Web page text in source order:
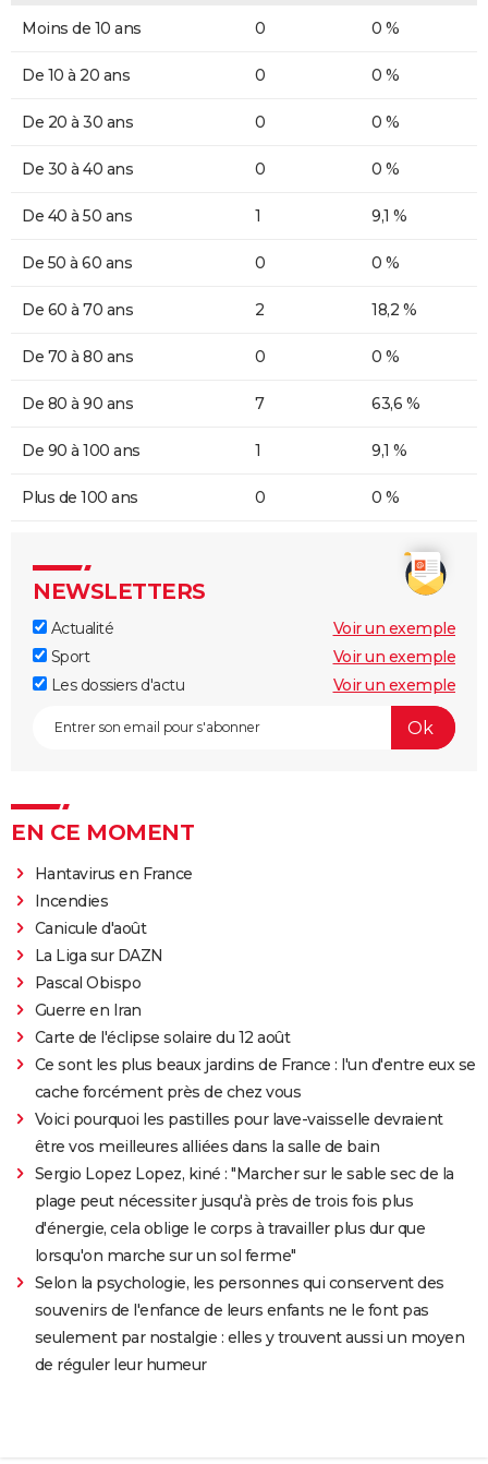
Moins de 10 ans 0 0 %
De 10 à 20 ans 0 0 %
De 20 à 30 ans 0 0 %
De 30 à 40 ans 0 0 %
De 40 à 50 ans 1 9,1 %
De 50 à 60 ans 0 0 %
De 60 à 70 ans 2 18,2 %
De 70 à 80 ans 0 0 %
De 80 à 90 ans 7 63,6 %
De 90 à 100 ans 1 9,1 %
Plus de 100 ans 0 0 %
NEWSLETTERS
Actualité
Voir un exemple
Sport
Voir un exemple
Les dossiers d'actu
Voir un exemple
EN CE MOMENT
Hantavirus en France
Incendies
Canicule d'août
La Liga sur DAZN
Pascal Obispo
Guerre en Iran
Carte de l'éclipse solaire du 12 août
Ce sont les plus beaux jardins de France : l'un d'entre eux se
cache forcément près de chez vous
Voici pourquoi les pastilles pour lave-vaisselle devraient
être vos meilleures alliées dans la salle de bain
Sergio Lopez Lopez, kiné : "Marcher sur le sable sec de la
plage peut nécessiter jusqu'à près de trois fois plus
d'énergie, cela oblige le corps à travailler plus dur que
lorsqu'on marche sur un sol ferme"
Selon la psychologie, les personnes qui conservent des
souvenirs de l'enfance de leurs enfants ne le font pas
seulement par nostalgie : elles y trouvent aussi un moyen
de réguler leur humeur